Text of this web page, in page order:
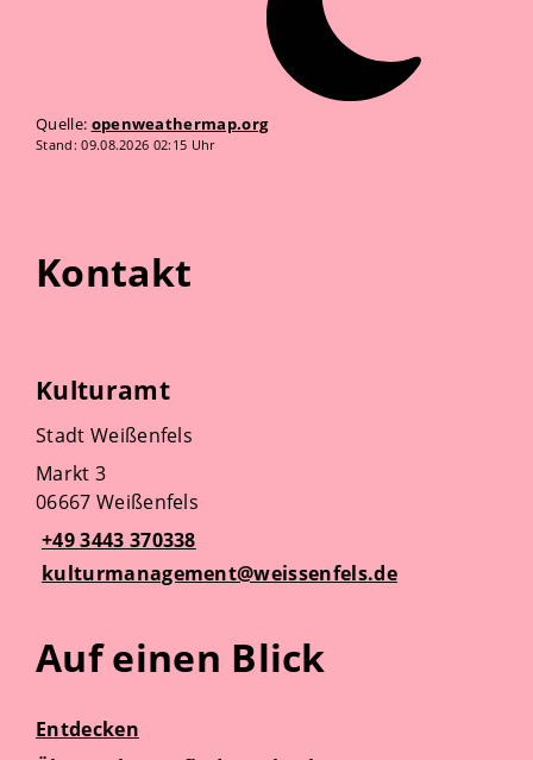
Quelle: openweathermap.org
Stand: 09.08.2026 02:15 Uhr
Kontakt
Kulturamt
Stadt Weißenfels
Markt 3
06667 Weißenfels
+49 3443 370338
kulturmanagement@weissenfels.de
Auf einen Blick
Entdecken